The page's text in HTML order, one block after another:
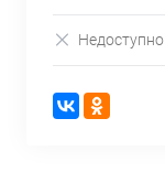
Недоступно